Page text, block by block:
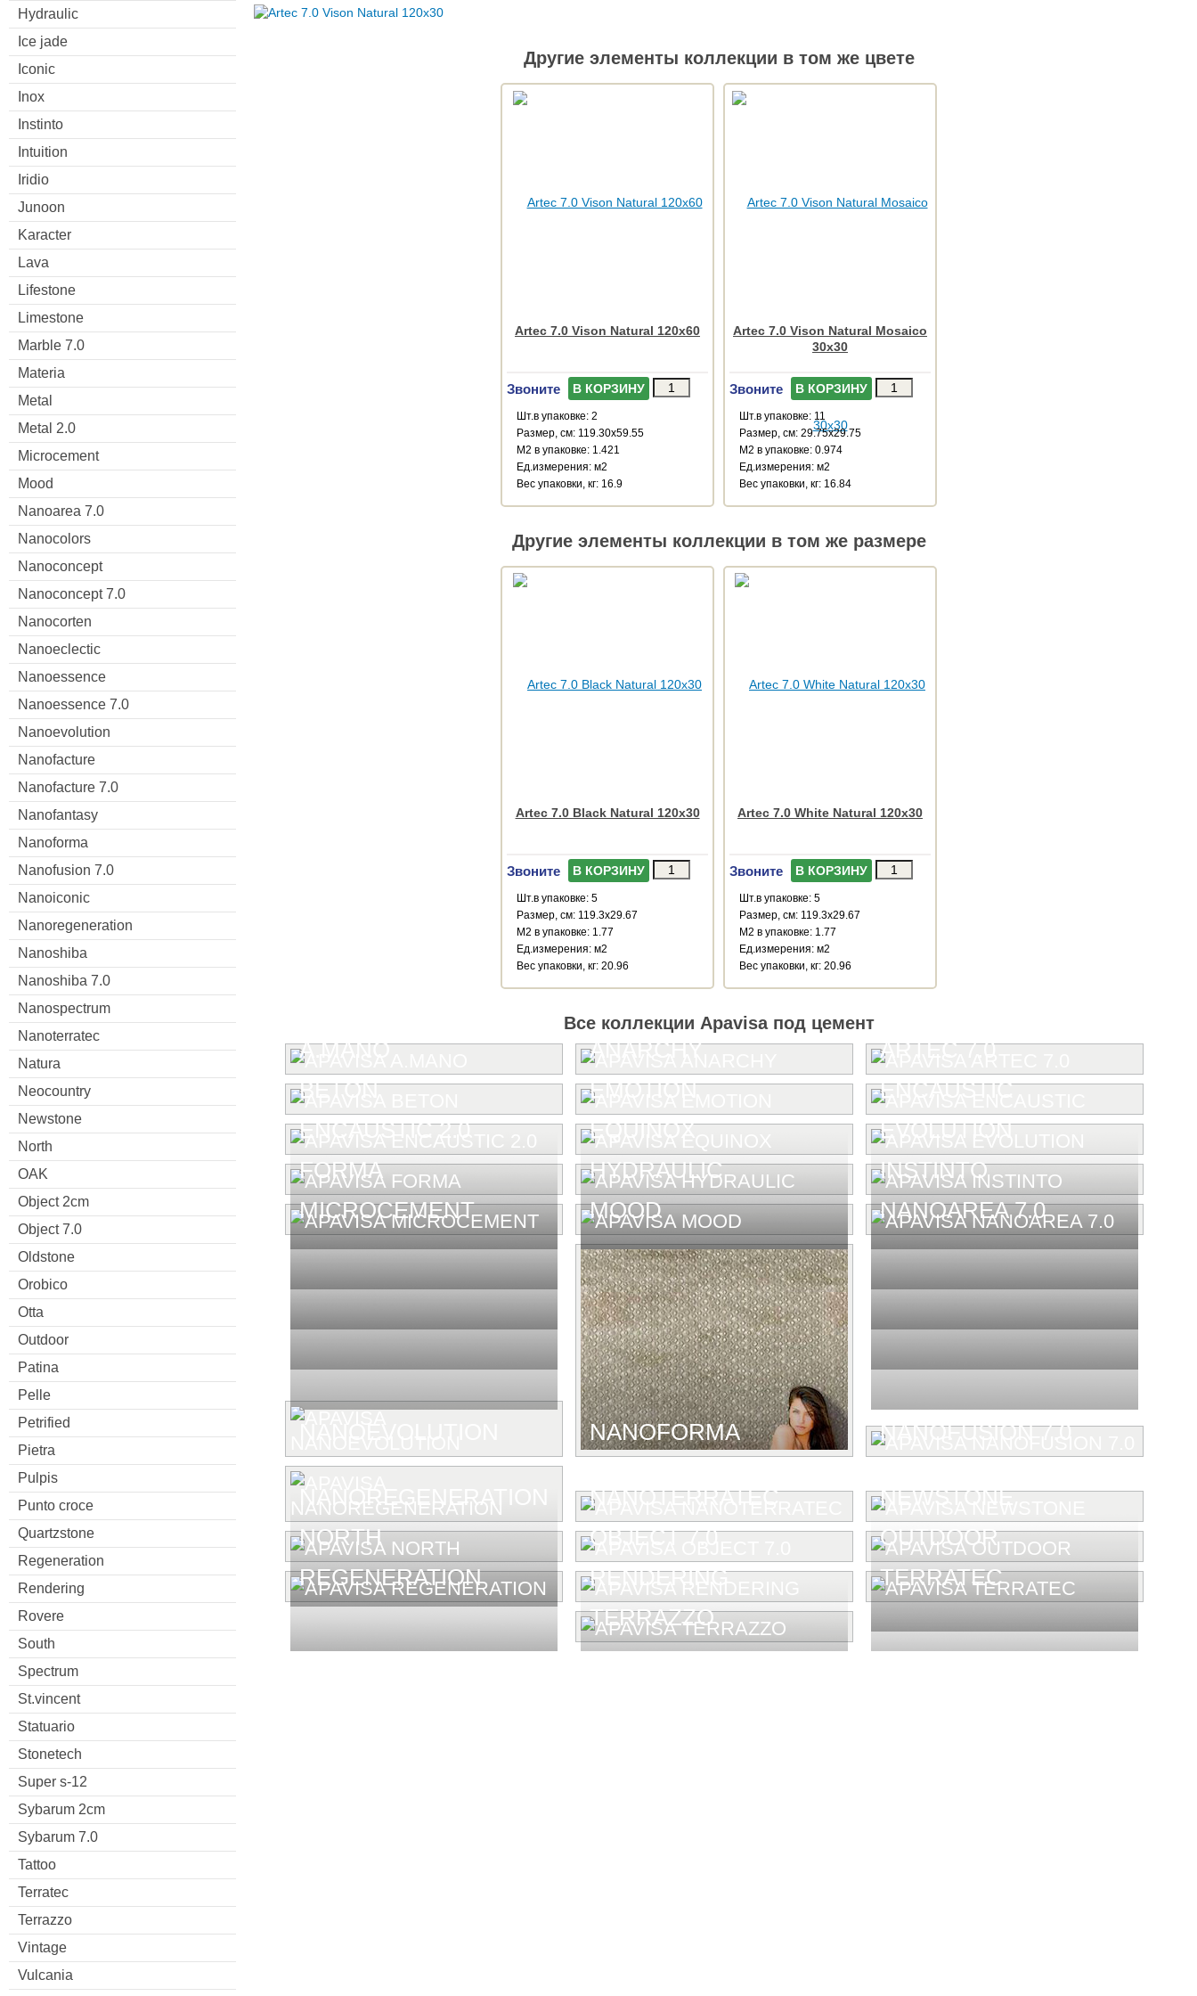
Hydraulic
Ice jade
Iconic
Inox
Instinto
Intuition
Iridio
Junoon
Karacter
Lava
Lifestone
Limestone
Marble 7.0
Materia
Metal
Metal 2.0
Microcement
Mood
Nanoarea 7.0
Nanocolors
Nanoconcept
Nanoconcept 7.0
Nanocorten
Nanoeclectic
Nanoessence
Nanoessence 7.0
Nanoevolution
Nanofacture
Nanofacture 7.0
Nanofantasy
Nanoforma
Nanofusion 7.0
Nanoiconic
Nanoregeneration
Nanoshiba
Nanoshiba 7.0
Nanospectrum
Nanoterratec
Natura
Neocountry
Newstone
North
OAK
Object 2cm
Object 7.0
Oldstone
Orobico
Otta
Outdoor
Patina
Pelle
Petrified
Pietra
Pulpis
Punto croce
Quartzstone
Regeneration
Rendering
Rovere
South
Spectrum
St.vincent
Statuario
Stonetech
Super s-12
Sybarum 2cm
Sybarum 7.0
Tattoo
Terratec
Terrazzo
Vintage
Vulcania
Другие элементы коллекции в том же цвете
Artec 7.0 Vison Natural 120x60
Звоните В КОРЗИНУ
Шт.в упаковке: 2
Размер, см: 119.30x59.55
М2 в упаковке: 1.421
Ед.измерения: м2
Веc упаковки, кг: 16.9
Artec 7.0 Vison Natural Mosaico
30x30
Звоните В КОРЗИНУ
Шт.в упаковке: 11
Размер, см: 29.75x29.75
М2 в упаковке: 0.974
Ед.измерения: м2
Веc упаковки, кг: 16.84
Другие элементы коллекции в том же размере
Artec 7.0 Black Natural 120x30
Звоните В КОРЗИНУ
Шт.в упаковке: 5
Размер, см: 119.3x29.67
М2 в упаковке: 1.77
Ед.измерения: м2
Веc упаковки, кг: 20.96
Artec 7.0 White Natural 120x30
Звоните В КОРЗИНУ
Шт.в упаковке: 5
Размер, см: 119.3x29.67
М2 в упаковке: 1.77
Ед.измерения: м2
Веc упаковки, кг: 20.96
Все коллекции Apavisa под цемент
A.MANO ANARCHY
ARTEC 7.0
BETON
EMOTION
ENCAUSTIC
ENCAUSTIC 2.0
EQUINOX
EVOLUTION
FORMA
HYDRAULIC
INSTINTO
MICROCEMENT
MOOD NANOAREA 7.0
NANOFORMA NANOFUSION 7.0
NANOTERRATEC
NEWSTONE
NORTH
OBJECT 7.0
OUTDOOR
REGENERATION
RENDERING
TERRATEC
TERRAZZO